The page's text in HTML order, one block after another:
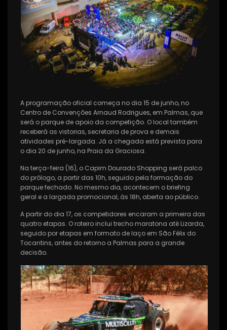
A programação oficial começa no dia 15 de junho, no
Centro de Convenções Arnaud Rodrigues, em Palmas, que
será o parque de apoio da competição. O local também
receberá as vistorias, secretaria de prova e demais
atividades pré-largada. Já a chegada está prevista para
o dia 20 de junho, na Praia da Graciosa.
Na terça-feira (16), o Capim Dourado Shopping será palco
do prólogo, a partir das 10h, seguido pela formação do
parque fechado. No mesmo dia, acontecem o briefing
geral e a largada promocional, às 18h, aberta ao público.
A partir do dia 17, os competidores encaram a primeira das
quatro etapas. O roteiro inclui trecho maratona até Lizarda,
seguido por etapas em formato de laço em São Félix do
Tocantins, antes do retorno a Palmas para a grande
decisão.